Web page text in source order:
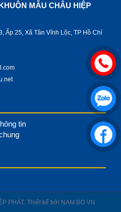
MẪU CHÂU HIỆP
Ấp 25, Xã Tân Vĩnh Lộc, TP Hồ Chí
tin
PHÁT. Thiết kế bởi NAM BO VN